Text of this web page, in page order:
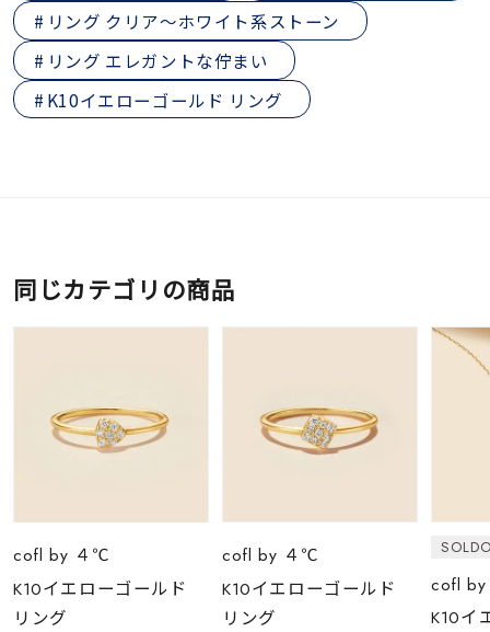
リング クリア～ホワイト系ストーン
リング エレガントな佇まい
K10イエローゴールド リング
同じカテゴリの商品
cofl by ４℃
K10イエローゴールド
リング
cofl by ４℃
K10イエローゴールド
リング
cofl
K10イ